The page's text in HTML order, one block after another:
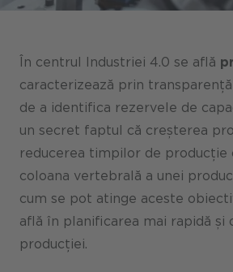
Sustenabilitate CANCOM
Carieră
În centrul Industriei 4.0 se află
caracterizează prin
de a identifica rezervele de
un secret faptul că creșterea
reducerea timpilor de producție
coloana vertebrală a unei
cum se pot atinge aceste
află în planificarea mai rapidă și
producției.